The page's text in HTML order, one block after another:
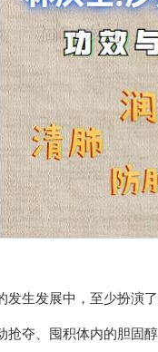
生发展中，至少扮演
夺、囤积体内的胆固